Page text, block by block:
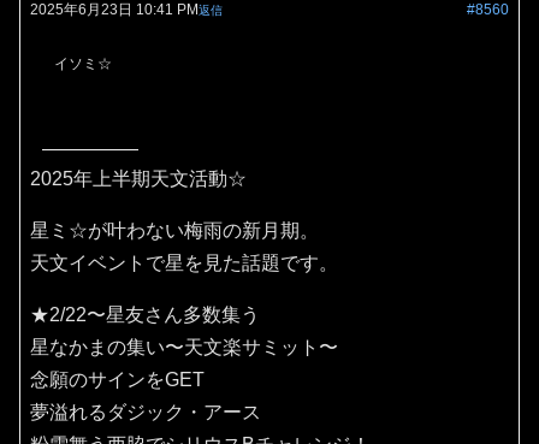
2025年6月23日 10:41 PM #8560
返信
イソミ☆
2025年上半期天文活動☆
星ミ☆が叶わない梅雨の新月期。
天文イベントで星を見た話題です。
★2/22〜星友さん多数集う
星なかまの集い〜天文楽サミット〜
念願のサインをGET
夢溢れるダジック・アース